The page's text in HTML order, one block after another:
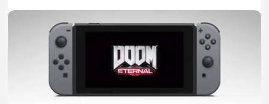
Chiffres de ventes
Rumeurs
Nintendo Direct